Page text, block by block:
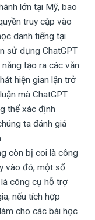
lớn tại Mỹ, bao
truy cập vào
danh tiếng tại
sử dụng ChatGPT
tạo ra các văn
hiện gian lận trở
mà ChatGPT
thể xác định
ta đánh giá
còn bị coi là công
vào đó, một số
công cụ hỗ trợ
nếu tích hợp
cho các bài học